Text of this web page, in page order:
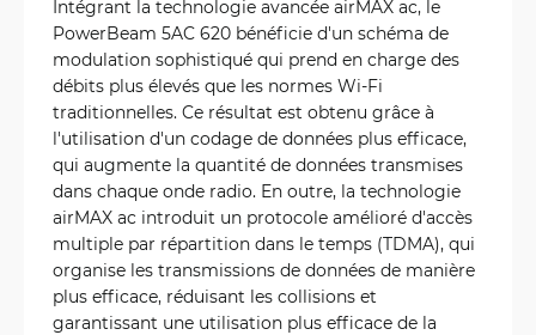
Intégrant la technologie avancée airMAX ac, le
PowerBeam 5AC 620 bénéficie d'un schéma de
modulation sophistiqué qui prend en charge des
débits plus élevés que les normes Wi-Fi
traditionnelles. Ce résultat est obtenu grâce à
l'utilisation d'un codage de données plus efficace,
qui augmente la quantité de données transmises
dans chaque onde radio. En outre, la technologie
airMAX ac introduit un protocole amélioré d'accès
multiple par répartition dans le temps (TDMA), qui
organise les transmissions de données de manière
plus efficace, réduisant les collisions et
garantissant une utilisation plus efficace de la